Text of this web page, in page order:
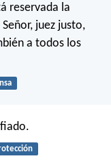
reservada la
juez justo,
a todos los